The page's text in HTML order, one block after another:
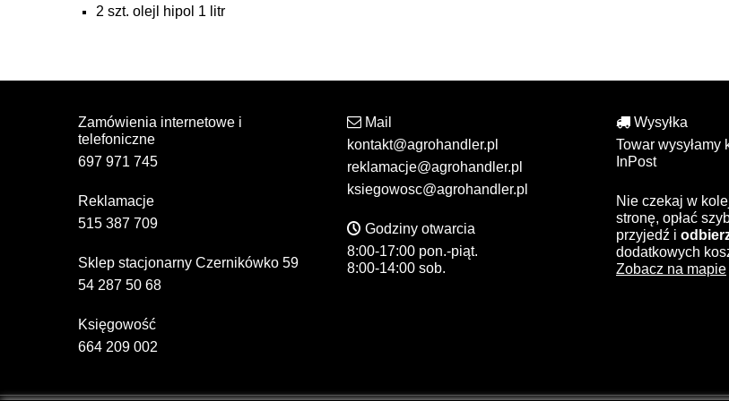
2 szt. olejl hipol 1 litr
Zamówienia internetowe i
telefoniczne
697 971 745
Reklamacje
515 387 709
Sklep stacjonarny Czernikówko 59
54 287 50 68
Księgowość
664 209 002
Mail
kontakt@agrohandler.pl
reklamacje@agrohandler.pl
ksiegowosc@agrohandler.pl
Godziny otwarcia
8:00-17:00 pon.-piąt.
8:00-14:00 sob.
Wysyłka
Towar wysyłamy
InPost
Nie czekaj w
stronę, opłać
przyjedź i
dodatkowych
Zobacz na mapie